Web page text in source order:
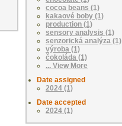
cocoa beans (1)
kakaové boby (1)
production (1)
sensory analysis (1)
senzorická analýza (1)
výroba (1)
čokoláda (1)
... View More
Date assigned
2024 (1)
Date accepted
2024 (1)